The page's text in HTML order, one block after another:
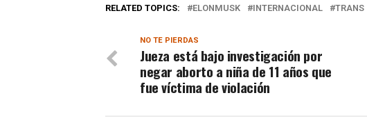
RELATED TOPICS: ELONMUSK INTERNACIONAL TRANS
NO TE PIERDAS
Jueza está bajo investigación por
negar aborto a niña de 11 años que
fue víctima de violación